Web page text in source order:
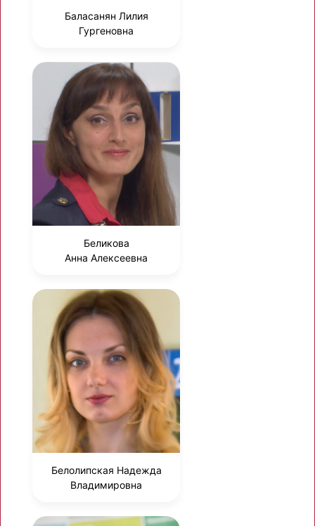
Баласанян Лилия
Гургеновна
Беликова
Анна Алексеевна
Белолипская Надежда
Владимировна